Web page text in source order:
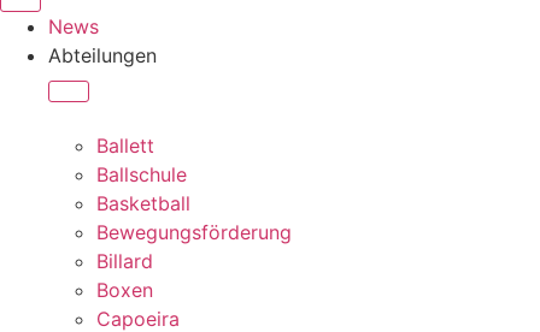
News
Abteilungen
Ballett
Ballschule
Basketball
Bewegungsförderung
Billard
Boxen
Capoeira